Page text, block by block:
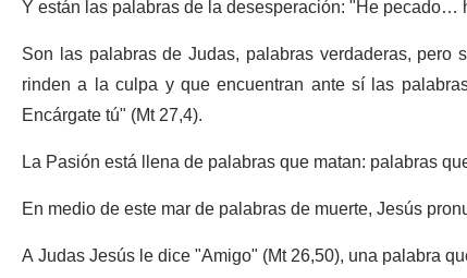
Y están las palabras de la desesperación: "He pecado…
Son las palabras de Judas, palabras verdaderas,
rinden a la culpa y que encuentran ante sí las
Encárgate tú" (Mt 27,4).
La Pasión está llena de palabras que matan: palabras
En medio de este mar de palabras de muerte, Jesús
A Judas Jesús le dice "Amigo" (Mt 26,50), una palabra